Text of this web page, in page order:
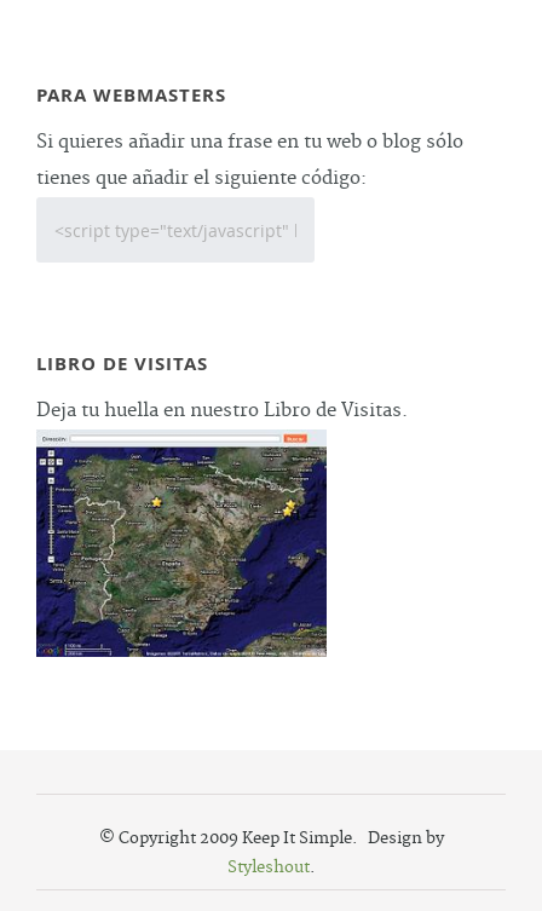
PARA WEBMASTERS
Si quieres añadir una frase en tu web o blog sólo
tienes que añadir el siguiente código:
LIBRO DE VISITAS
Deja tu huella en nuestro Libro de Visitas.
© Copyright 2009 Keep It Simple. Design by
Styleshout.